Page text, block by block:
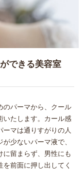
できる美容室
のパーマから、クール
いたします。カール感
ーマは通りすがりの人
少ないパーマ液で、
に留まらず、男性にも
前面に押し出してく